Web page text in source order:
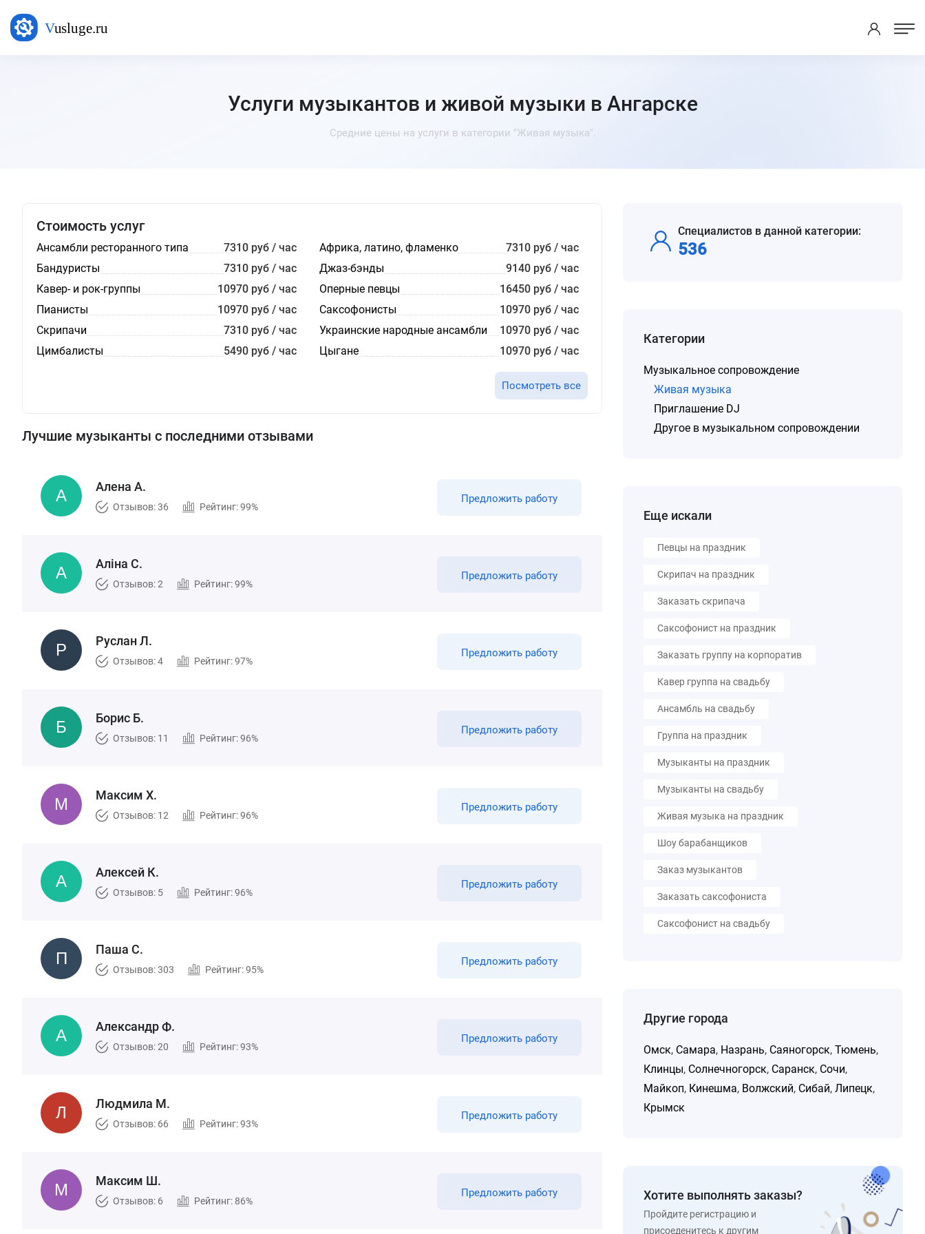
Услуги музыкантов и живой музыки в Ангарске
Средние цены на услуги в категории "Живая музыка".
Стоимость услуг
Ансамбли ресторанного типа 7310 руб / час Африка, латино, фламенко
7310 руб / час
Бандуристы
7310 руб / час Джаз-бэнды
9140 руб / час
Кавер- и рок-группы
10970 руб / час Оперные певцы
16450 руб / час
Пианисты
10970 руб / час Саксофонисты
10970 руб / час
Скрипачи
7310 руб / час Украинские народные ансамбли
10970 руб / час
Цимбалисты
5490 руб / час Цыгане 10970 руб / час
Посмотреть все
Лучшие музыканты с последними отзывами
Алена А.
Отзывов: 36 Рейтинг: 99%
Предложить работу
Алiна С.
Отзывов: 2 Рейтинг: 99%
Предложить работу
Руслан Л.
Отзывов: 4 Рейтинг: 97%
Предложить работу
Борис Б.
Отзывов: 11 Рейтинг: 96%
Предложить работу
Максим Х.
Отзывов: 12 Рейтинг: 96%
Предложить работу
Алексей К.
Отзывов: 5 Рейтинг: 96%
Предложить работу
Паша С.
Отзывов: 303 Рейтинг: 95%
Предложить работу
Александр Ф.
Отзывов: 20 Рейтинг: 93%
Предложить работу
Людмила М.
Отзывов: 66 Рейтинг: 93%
Предложить работу
Максим Ш.
Отзывов: 6 Рейтинг: 86%
Предложить работу
Специалистов в данной категории:
536
Категории
Музыкальное сопровождение
Живая музыка
Приглашение DJ
Другое в музыкальном сопровождении
Еще искали
Певцы на праздник
Скрипач на праздник
Заказать скрипача
Саксофонист на праздник
Заказать группу на корпоратив
Кавер группа на свадьбу
Ансамбль на свадьбу
Группа на праздник
Музыканты на праздник
Музыканты на свадьбу
Живая музыка на праздник
Шоу барабанщиков
Заказ музыкантов
Заказать саксофониста
Саксофонист на свадьбу
Другие города
Омск, Самара, Назрань, Саяногорск,Тюмень,
Клинцы, Солнечногорск, Саранск, Сочи,
Майкоп, Кинешма, Волжский, Сибай,Липецк,
Крымск
Хотите выполнять заказы?
Пройдите регистрацию и
присоеденитесь к другим